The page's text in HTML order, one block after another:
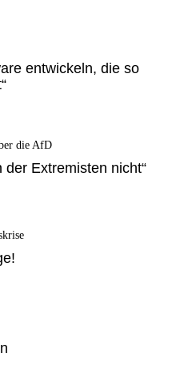
entwickeln, die so
die AfD
der Extremisten nicht“